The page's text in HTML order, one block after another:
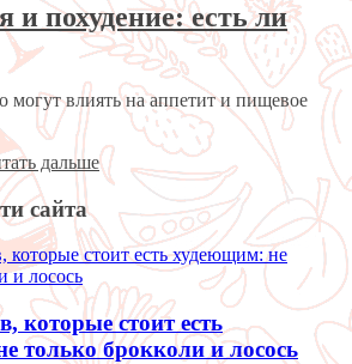
и похудение: есть ли
могут влиять на аппетит и пищевое
дальше
сайта
которые стоит есть
только брокколи и лосось